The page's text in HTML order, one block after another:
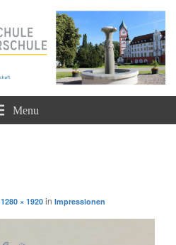
Scheyern –
BOS
Menu
1280 × 1920 in Impressionen